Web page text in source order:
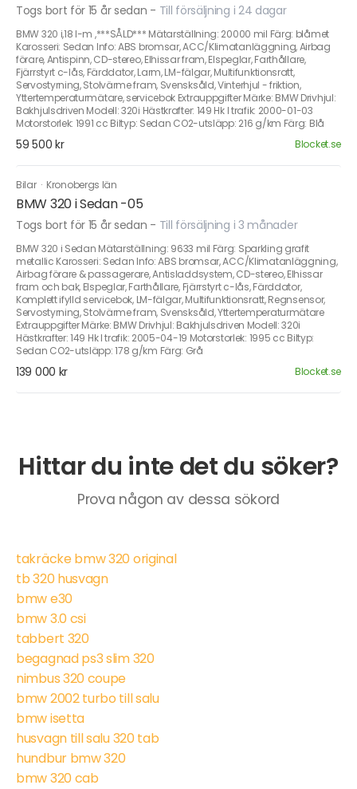
Togs bort för 15 år sedan - Till försäljning i 24 dagar
BMW 320 i,18 l-m ,***SÅLD*** Mätarställning: 20000 mil Färg: blåmet
Karosseri: Sedan Info: ABS bromsar, ACC/Klimatanläggning, Airbag
förare, Antispinn, CD-stereo, Elhissar fram, Elspeglar, Farthållare,
Fjärrstyrt c-lås, Färddator, Larm, LM-fälgar, Multifunktionsratt,
Servostyrning, Stolvärme fram, Svensksåld, Vinterhjul - friktion,
Yttertemperaturmätare, servicebok Extrauppgifter Märke: BMW Drivhjul:
Bakhjulsdriven Modell: 320i Hästkrafter: 149 Hk I trafik: 2000-01-03
Motorstorlek: 1991 cc Biltyp: Sedan CO2-utsläpp: 216 g/km Färg: Blå
59 500 kr Blocket.se
Bilar · Kronobergs län
BMW 320 i Sedan -05
Togs bort för 15 år sedan - Till försäljning i 3 månader
BMW 320 i Sedan Mätarställning: 9633 mil Färg: Sparkling grafit
metallic Karosseri: Sedan Info: ABS bromsar, ACC/Klimatanläggning,
Airbag förare & passagerare, Antisladdsystem, CD-stereo, Elhissar
fram och bak, Elspeglar, Farthållare, Fjärrstyrt c-lås, Färddator,
Komplett ifylld servicebok, LM-fälgar, Multifunktionsratt, Regnsensor,
Servostyrning, Stolvärme fram, Svensksåld, Yttertemperaturmätare
Extrauppgifter Märke: BMW Drivhjul: Bakhjulsdriven Modell: 320i
Hästkrafter: 149 Hk I trafik: 2005-04-19 Motorstorlek: 1995 cc Biltyp:
Sedan CO2-utsläpp: 178 g/km Färg: Grå
139 000 kr Blocket.se
Hittar du inte det du söker?
Prova någon av dessa sökord
takräcke bmw 320 original
tb 320 husvagn
bmw e30
bmw 3.0 csi
tabbert 320
begagnad ps3 slim 320
nimbus 320 coupe
bmw 2002 turbo till salu
bmw isetta
husvagn till salu 320 tab
hundbur bmw 320
bmw 320 cab